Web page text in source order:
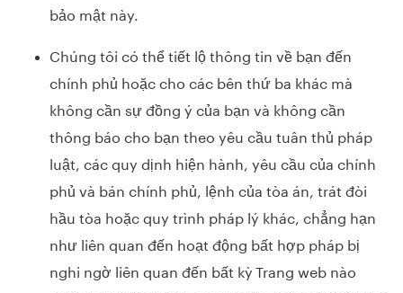
bảo mật này.
Chúng tôi có thể tiết lộ thông tin về bạn đến
chính phủ hoặc cho các bên thứ ba khác mà
không cần sự đồng ý của bạn và không cần
thông báo cho bạn theo yêu cầu tuân thủ pháp
luật, các quy dịnh hiện hành, yêu cầu của chính
phủ và bán chính phủ, lệnh của tòa án, trát đòi
hầu tòa hoặc quy trình pháp lý khác, chẳng hạn
như liên quan đến hoạt động bất hợp pháp bị
nghi ngờ liên quan đến bất kỳ Trang web nào